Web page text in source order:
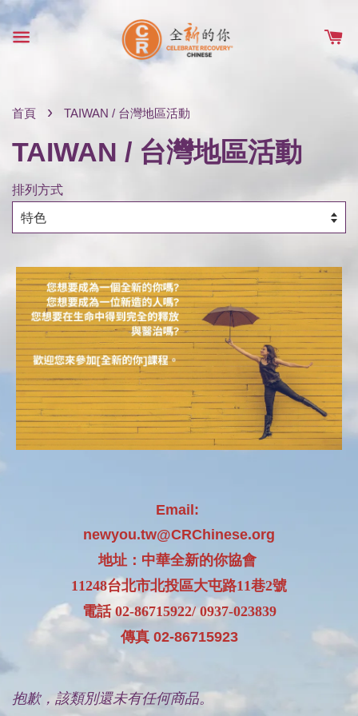
首頁 › TAIWAN / 台灣地區活動
TAIWAN / 台灣地區活動
排列方式
Email:
newyou.tw@CRChinese.org
地址：中華全新的你協會
11248台北市北投區大屯路11巷2號
電話 02-86715922/ 0937-023839
傳真 02-86715923
抱歉，該類別還未有任何商品。